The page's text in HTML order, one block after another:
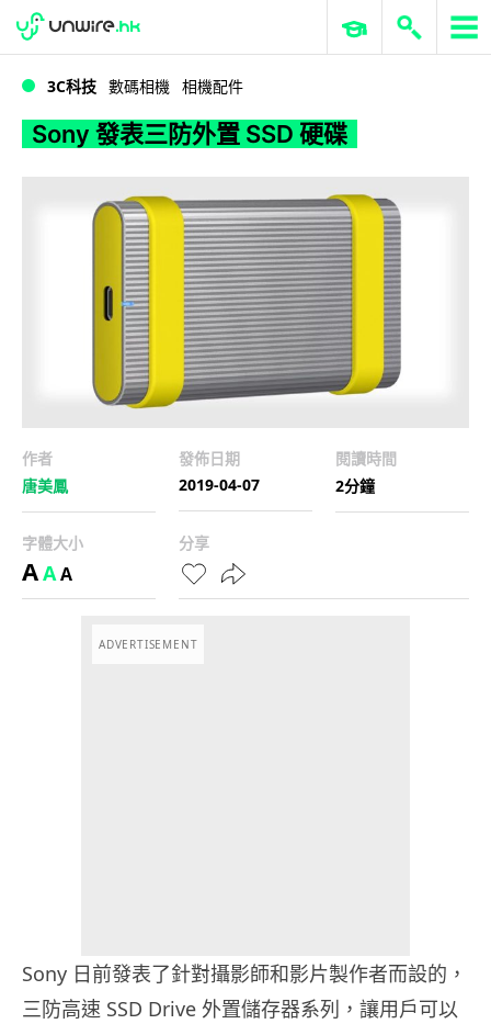
Sony 發表三防外置 SSD 硬碟
WWDC 2026 ERP 與商業 AI
3C科技 數碼相機 相機配件
Sony 發表三防外置 SSD 硬碟
作者
唐美鳳
發佈日期
2019-04-07
閱讀時間
2分鐘
字體大小
AAA
分享
ADVERTISEMENT
Sony 日前發表了針對攝影師和影片製作者而設的，
三防高速 SSD Drive 外置儲存器系列，讓用戶可以